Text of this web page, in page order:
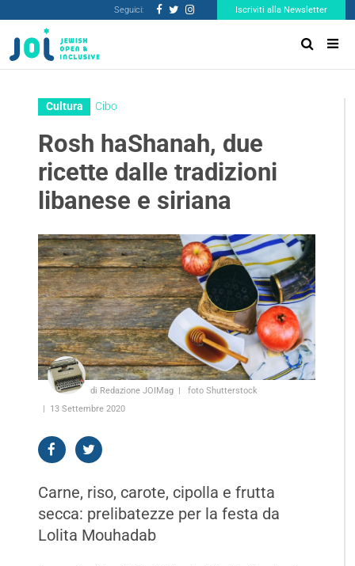
Seguici: Iscriviti alla Newsletter
Cultura Cibo
Rosh haShanah, due
ricette dalle tradizioni
libanese e siriana
di Redazione JOIMag
foto Shutterstock
13 Settembre 2020
Carne, riso, carote, cipolla e frutta
secca: prelibatezze per la festa da
Lolita Mouhadab